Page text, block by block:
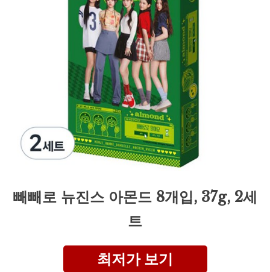
빼빼로 뉴진스 아몬드 8개입, 37g, 2세
트
최저가 보기